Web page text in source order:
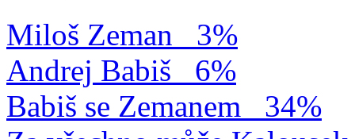
Miloš Zeman
3%
Andrej Babiš
6%
Babiš se Zemanem
34%